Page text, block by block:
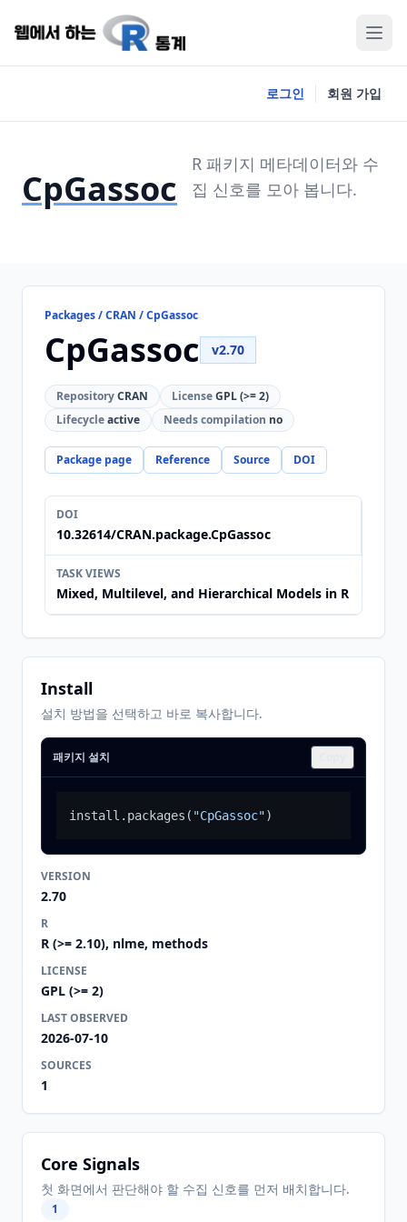
로그인 회원 가입
CpGassoc
R 패키지 메타데이터와 수
집 신호를 모아 봅니다.
Packages / CRAN / CpGassoc
CpGassoc v2.70
RepositoryCRAN LicenseGPL (>= 2)
Lifecycleactive Needs compilation no
Package page Reference Source DOI
DOI
10.32614/CRAN.package.CpGassoc
TASK VIEWS
Mixed, Multilevel, and Hierarchical Models in R
Install
설치 방법을 선택하고 바로 복사합니다.
패키지 설치
install.packages ( "CpGassoc")
VERSION
2.70
R
R (>= 2.10), nlme, methods
LICENSE
GPL (>= 2)
LAST OBSERVED
2026-07-10
SOURCES
1
Core Signals
첫 화면에서 판단해야 할 수집 신호를 먼저 배치합니다.
1